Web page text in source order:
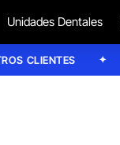
Unidades Dentales
CLIENTES